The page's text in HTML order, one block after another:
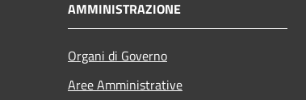
AMMINISTRAZIONE
Organi di Governo
Aree Amministrative